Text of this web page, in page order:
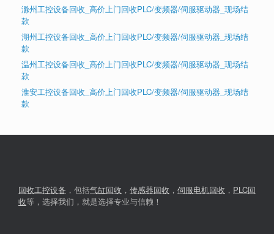
滁州工控设备回收_高价上门回收PLC/变频器/伺服驱动器_现场结
款
湖州工控设备回收_高价上门回收PLC/变频器/伺服驱动器_现场结
款
温州工控设备回收_高价上门回收PLC/变频器/伺服驱动器_现场结
款
淮安工控设备回收_高价上门回收PLC/变频器/伺服驱动器_现场结
款
回收工控设备 ，包括气缸回收 ， 传感器回收 ， 伺服电机回收 ， PLC回
收等，选择我们，就是选择专业与信赖！